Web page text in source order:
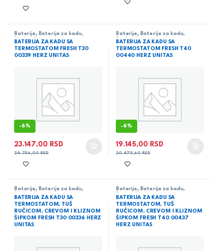
Baterije , Baterije za kadu,
Sanitarija
BATERIJA ZA KADU SA
TERMOSTATOM FRESH T30
00339 HERZ UNITAS
-6%
23.147,00 RSD
24.756,00RSD
Baterije , Baterije za kadu,
Sanitarija
BATERIJA ZA KADU SA
TERMOSTATOM FRESH T40
00440 HERZ UNITAS
-6%
19.145,00 RSD
20.475,60RSD
Baterije , Baterije za kadu,
Sanitarija
BATERIJA ZA KADU SA
TERMOSTATOM, TUŠ
RUČICOM, CREVOM I KLIZNOM
ŠIPKOM FRESH T30 00336 HERZ
UNITAS
Baterije , Baterije za kadu,
Sanitarija
BATERIJA ZA KADU SA
TERMOSTATOM, TUŠ
RUČICOM, CREVOM I KLIZNOM
ŠIPKOM FRESH T40 00437
HERZ UNITAS